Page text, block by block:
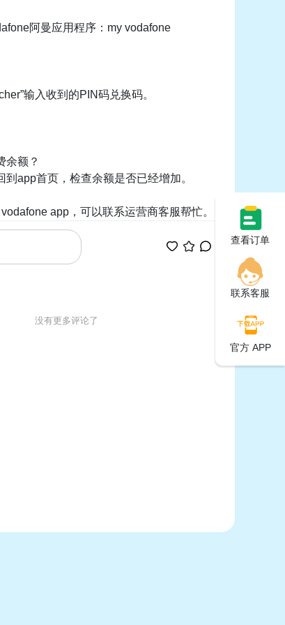
阿曼应用程序：my vodafone
输入收到的PIN码兑换码。
余额？
到app首页，检查余额是否已经增加。
app，可以联系运营商客服帮忙。
没有更多评论了
查看订单
联系客服
官方 APP